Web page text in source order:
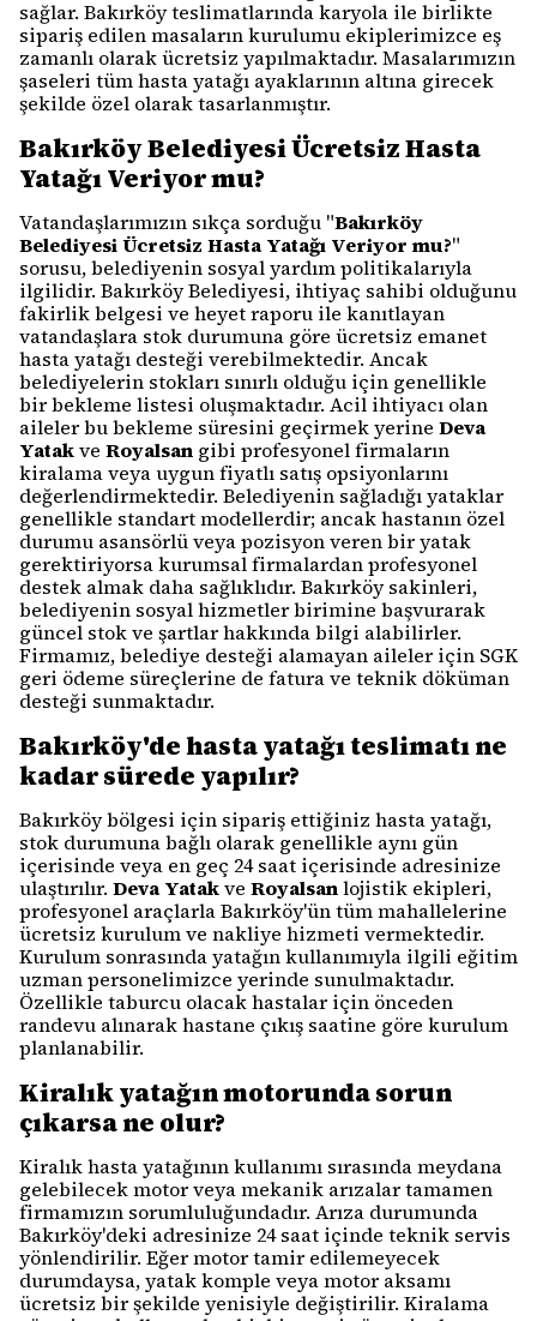
sağlar. Bakırköy teslimatlarında karyola ile birlikte
sipariş edilen masaların kurulumu ekiplerimizce eş
zamanlı olarak ücretsiz yapılmaktadır. Masalarımızın
şaseleri tüm hasta yatağı ayaklarının altına girecek
şekilde özel olarak tasarlanmıştır.
Bakırköy Belediyesi Ücretsiz Hasta
Yatağı Veriyor mu?
Vatandaşlarımızın sıkça sorduğu "Bakırköy
Belediyesi Ücretsiz Hasta Yatağı Veriyor mu?"
sorusu, belediyenin sosyal yardım politikalarıyla
ilgilidir. Bakırköy Belediyesi, ihtiyaç sahibi olduğunu
fakirlik belgesi ve heyet raporu ile kanıtlayan
vatandaşlara stok durumuna göre ücretsiz emanet
hasta yatağı desteği verebilmektedir. Ancak
belediyelerin stokları sınırlı olduğu için genellikle
bir bekleme listesi oluşmaktadır. Acil ihtiyacı olan
aileler bu bekleme süresini geçirmek yerine Deva
Yatakve Royalsan gibi profesyonel firmaların
kiralama veya uygun fiyatlı satış opsiyonlarını
değerlendirmektedir. Belediyenin sağladığı yataklar
genellikle standart modellerdir; ancak hastanın özel
durumu asansörlü veya pozisyon veren bir yatak
gerektiriyorsa kurumsal firmalardan profesyonel
destek almak daha sağlıklıdır. Bakırköy sakinleri,
belediyenin sosyal hizmetler birimine başvurarak
güncel stok ve şartlar hakkında bilgi alabilirler.
Firmamız, belediye desteği alamayan aileler için SGK
geri ödeme süreçlerine de fatura ve teknik döküman
desteği sunmaktadır.
Bakırköy'de hasta yatağı teslimatı ne
kadar sürede yapılır?
Bakırköy bölgesi için sipariş ettiğiniz hasta yatağı,
stok durumuna bağlı olarak genellikle aynı gün
içerisinde veya en geç 24 saat içerisinde adresinize
ulaştırılır. Deva Yatakve Royalsanlojistik ekipleri,
profesyonel araçlarla Bakırköy'ün tüm mahallelerine
ücretsiz kurulum ve nakliye hizmeti vermektedir.
Kurulum sonrasında yatağın kullanımıyla ilgili eğitim
uzman personelimizce yerinde sunulmaktadır.
Özellikle taburcu olacak hastalar için önceden
randevu alınarak hastane çıkış saatine göre kurulum
planlanabilir.
Kiralık yatağın motorunda sorun
çıkarsa ne olur?
Kiralık hasta yatağının kullanımı sırasında meydana
gelebilecek motor veya mekanik arızalar tamamen
firmamızın sorumluluğundadır. Arıza durumunda
Bakırköy'deki adresinize 24 saat içinde teknik servis
yönlendirilir. Eğer motor tamir edilemeyecek
durumdaysa, yatak komple veya motor aksamı
ücretsiz bir şekilde yenisiyle değiştirilir. Kiralama